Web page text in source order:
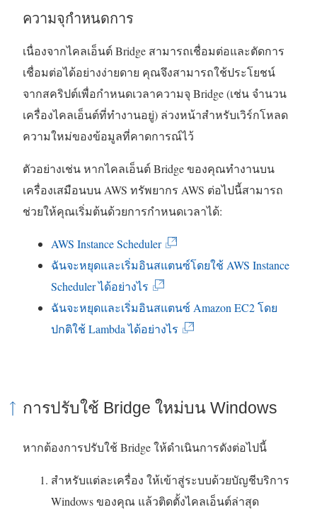
ความจุกำหนดการ
เนื่องจากไคลเอ็นต์ Bridge สามารถเชื่อมต่อและตัดการ
เชื่อมต่อได้อย่างง่ายดาย คุณจึงสามารถใช้ประโยชน์
จากสคริปต์เพื่อกำหนดเวลาความจุ Bridge (เช่น จำนวน
เครื่องไคลเอ็นต์ที่ทำงานอยู่) ล่วงหน้าสำหรับเวิร์กโหลด
ความใหม่ของข้อมูลที่คาดการณ์ไว้
ตัวอย่างเช่น หากไคลเอ็นต์ Bridge ของคุณทำงานบน
เครื่องเสมือนบน AWS ทรัพยากร AWS ต่อไปนี้สามารถ
ช่วยให้คุณเริ่มต้นด้วยการกำหนดเวลาได้:
AWS Instance Scheduler(
ลิ
ง
ก์
จ
ด
น
ห
น้
ฉันจะหยุดและเริ่มอินสแตนซ์โดยใช้ AWS Instance
Scheduler ได้อย่างไร
ลิ
ง
เ
ด
ใ
น
ฉันจะหยุดและเริ่มอินสแตนซ์ Amazon EC2 โดย
ปกติใช้ Lambda ได้อย่างไร
จ
เ
ปิ
ด
การปรับใช้ Bridge ใหม่บน Windows
หากต้องการปรับใช้ Bridge ให้ดำเนินการดังต่อไปนี้
สำหรับแต่ละเครื่อง ให้เข้าสู่ระบบด้วยบัญชีบริการ
Windows ของคุณ แล้วติดตั้งไคลเอ็นต์ล่าสุด